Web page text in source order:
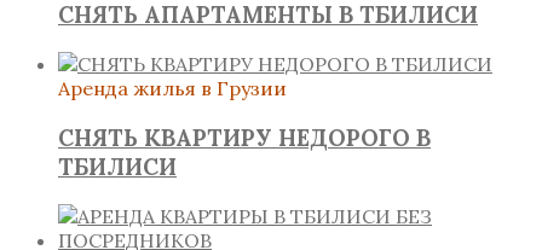
СНЯТЬ АПАРТАМЕНТЫ В ТБИЛИСИ
Аренда жилья в Грузии
СНЯТЬ КВАРТИРУ НЕДОРОГО В
ТБИЛИСИ